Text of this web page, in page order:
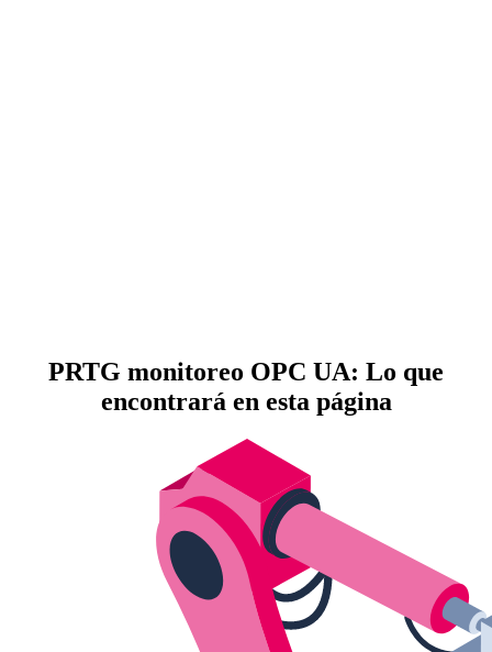
PRTG monitoreo OPC UA: Lo que
encontrará en esta página